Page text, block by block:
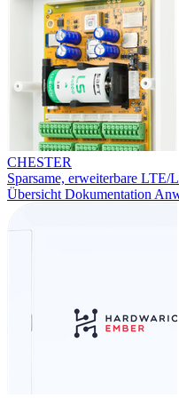
CHESTER
Sparsame, erweiterbare
Übersicht Dokumentation